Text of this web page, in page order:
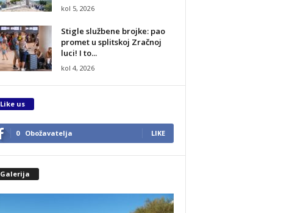
kol 5, 2026
Stigle službene brojke: pao
promet u splitskoj Zračnoj
luci! I to...
kol 4, 2026
Like us
0 Obožavatelja LIKE
Galerija